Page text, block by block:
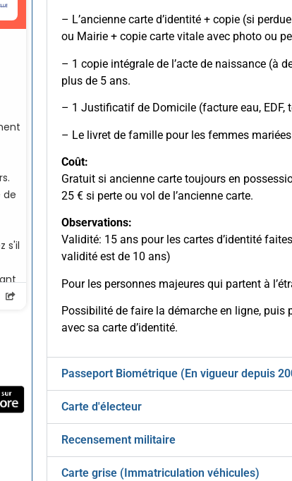
– L’ancienne carte d’identité + copie (si
ou Mairie + copie carte vitale avec photo ou
– 1 copie intégrale de l’acte de naissance (à
plus de 5 ans.
– 1 Justificatif de Domicile (facture eau,
– Le livret de famille pour les femmes
Coût:
Gratuit si ancienne carte toujours en
25 € si perte ou vol de l’ancienne carte.
Observations:
Validité: 15 ans pour les cartes d’identité
validité est de 10 ans)
Pour les personnes majeures qui partent à
Possibilité de faire la démarche en ligne, puis
avec sa carte d’identité.
Passeport Biométrique (En vigueur depuis
Carte d'électeur
Recensement militaire
Carte grise (Immatriculation véhicules)